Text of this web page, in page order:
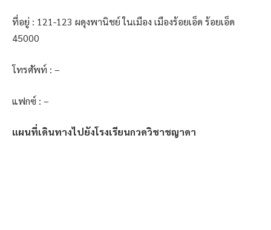
ที่อยู่ : 121-123 ผดุงพานิชย์ ในเมือง เมืองร้อยเอ็ด ร้อยเอ็ด
45000
โทรศัพท์ : –
แฟกซ์ : –
แผนที่เดินทางไปยังโรงเรียนกวดวิชาชญาดา